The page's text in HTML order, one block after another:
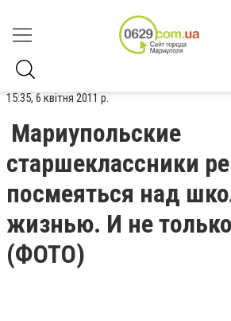
15:35, 6 квітня 2011 р.
Мариупольские
старшеклассники
посмеяться над
жизнью. И не
(ФОТО)